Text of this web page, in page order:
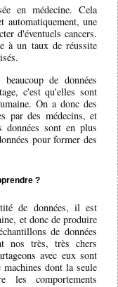
en médecine. Cela
automatiquement, une
d'éventuels cancers.
à un taux de réussite
de données
c'est qu'elles sont
On a donc des
par des médecins, et
données sont en plus
pour former des
?
de données, il est
et donc de produire
de données
nos très, très chers
avec eux sont
dont la seule
les comportements